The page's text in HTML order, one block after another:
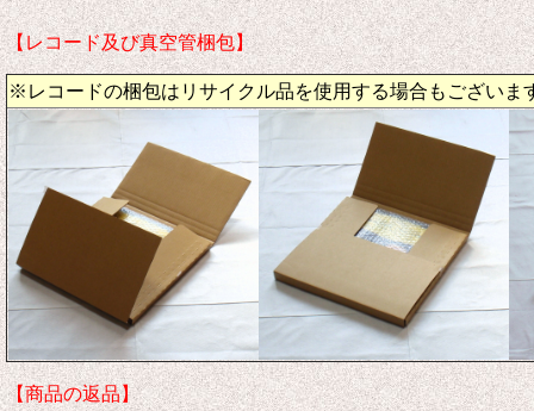
【レコード及び真空管梱包】
※レコードの梱包はリサイクル品を使用する場合もございま
【商品の返品】